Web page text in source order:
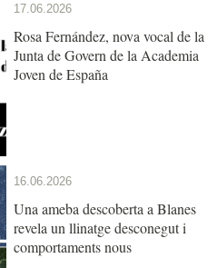
17.06.2026
Rosa Fernández, nova vocal de la
Junta de Govern de la Academia
Joven de España
16.06.2026
Una ameba descoberta a Blanes
revela un llinatge desconegut i
comportaments nous